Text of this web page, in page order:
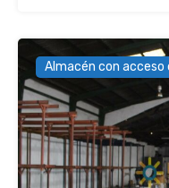
Almacén con acceso